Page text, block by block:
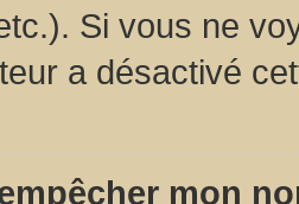
Si vous ne
a désactivé
mon